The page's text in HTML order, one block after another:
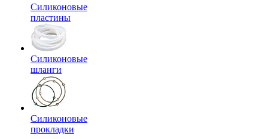
Силиконовые
пластины
Силиконовые
шланги
Силиконовые
прокладки